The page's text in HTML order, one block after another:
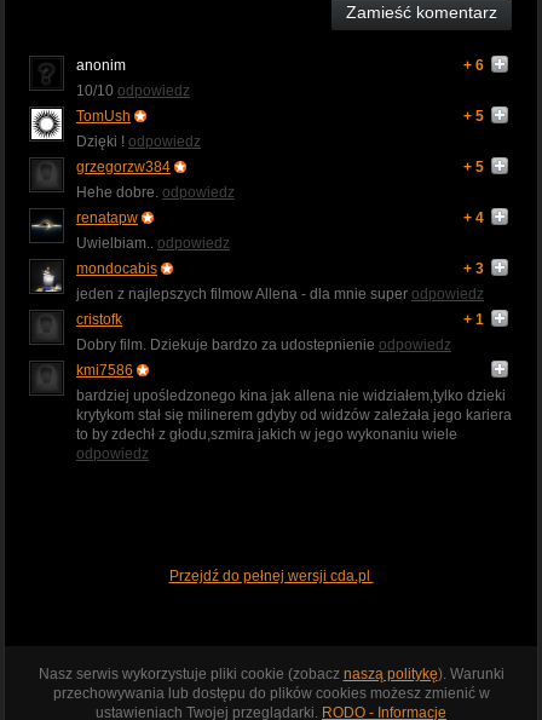
Zamieść komentarz
anonim
+ 6
10/10 odpowiedz
TomUsh
+ 5
Dzięki ! odpowiedz
grzegorzw384
+ 5
Hehe dobre. odpowiedz
renatapw
+ 4
Uwielbiam.. odpowiedz
mondocabis
+ 3
jeden z najlepszych filmow Allena - dla mnie super odpowiedz
cristofk
+ 1
Dobry film. Dziekuje bardzo za udostepnienie odpowiedz
kmi7586
bardziej upośledzonego kina jak allena nie widziałem,tylko dzieki
krytykom stał się milinerem gdyby od widzów zależała jego kariera
to by zdechł z głodu,szmira jakich w jego wykonaniu wiele
odpowiedz
Przejdź do pełnej wersji cda.pl
Nasz serwis wykorzystuje pliki cookie (zobacz naszą politykę). Warunki
przechowywania lub dostępu do plików cookies możesz zmienić w
ustawieniach Twojej przeglądarki. RODO - Informacje